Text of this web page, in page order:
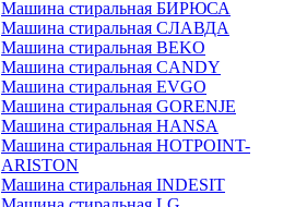
Машина стиральная БИРЮСА
Машина стиральная СЛАВДА
Машина стиральная BEKO
Машина стиральная CANDY
Машина стиральная EVGO
Машина стиральная GORENJE
Машина стиральная HANSA
Машина стиральная HOTPOINT-
ARISTON
Машина стиральная INDESIT